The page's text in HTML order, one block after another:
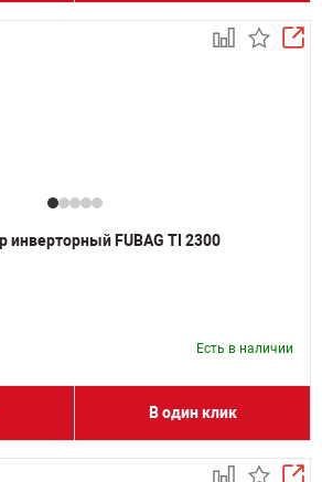
инверторный FUBAG TI 2300
Есть в наличии
В один клик